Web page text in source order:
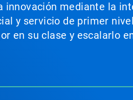
mediante la
y servicio de primer
en su clase y escalarlo